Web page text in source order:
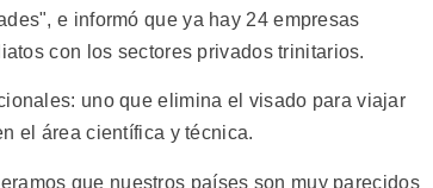
e informó que ya hay 24 empresas
con los sectores privados trinitarios.
uno que elimina el visado para viajar
el área científica y técnica.
que nuestros países son muy parecidos